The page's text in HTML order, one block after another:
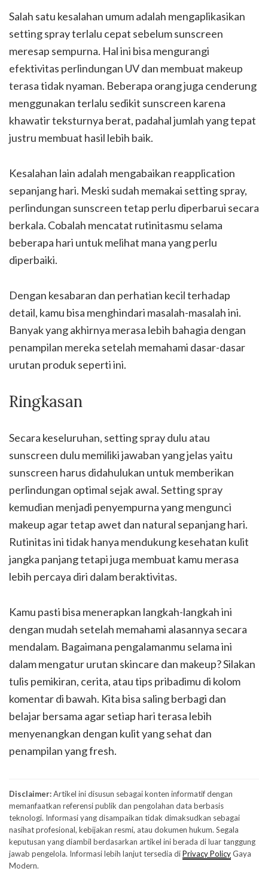
Salah satu kesalahan umum adalah mengaplikasikan
setting spray terlalu cepat sebelum sunscreen
meresap sempurna. Hal ini bisa mengurangi
efektivitas perlindungan UV dan membuat makeup
terasa tidak nyaman. Beberapa orang juga cenderung
menggunakan terlalu sedikit sunscreen karena
khawatir teksturnya berat, padahal jumlah yang tepat
justru membuat hasil lebih baik.
Kesalahan lain adalah mengabaikan reapplication
sepanjang hari. Meski sudah memakai setting spray,
perlindungan sunscreen tetap perlu diperbarui secara
berkala. Cobalah mencatat rutinitasmu selama
beberapa hari untuk melihat mana yang perlu
diperbaiki.
Dengan kesabaran dan perhatian kecil terhadap
detail, kamu bisa menghindari masalah-masalah ini.
Banyak yang akhirnya merasa lebih bahagia dengan
penampilan mereka setelah memahami dasar-dasar
urutan produk seperti ini.
Ringkasan
Secara keseluruhan, setting spray dulu atau
sunscreen dulu memiliki jawaban yang jelas yaitu
sunscreen harus didahulukan untuk memberikan
perlindungan optimal sejak awal. Setting spray
kemudian menjadi penyempurna yang mengunci
makeup agar tetap awet dan natural sepanjang hari.
Rutinitas ini tidak hanya mendukung kesehatan kulit
jangka panjang tetapi juga membuat kamu merasa
lebih percaya diri dalam beraktivitas.
Kamu pasti bisa menerapkan langkah-langkah ini
dengan mudah setelah memahami alasannya secara
mendalam. Bagaimana pengalamanmu selama ini
dalam mengatur urutan skincare dan makeup? Silakan
tulis pemikiran, cerita, atau tips pribadimu di kolom
komentar di bawah. Kita bisa saling berbagi dan
belajar bersama agar setiap hari terasa lebih
menyenangkan dengan kulit yang sehat dan
penampilan yang fresh.
Disclaimer:Artikel ini disusun sebagai konten informatif dengan
memanfaatkan referensi publik dan pengolahan data berbasis
teknologi. Informasi yang disampaikan tidak dimaksudkan sebagai
nasihat profesional, kebijakan resmi, atau dokumen hukum. Segala
keputusan yang diambil berdasarkan artikel ini berada di luar tanggung
jawab pengelola. Informasi lebih lanjut tersedia diPrivacy PolicyGaya
Modern.